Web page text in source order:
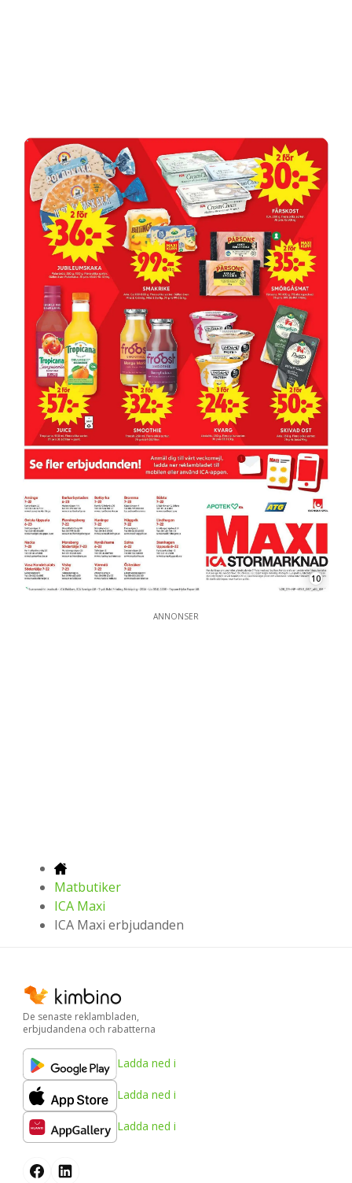
10
ANNONSER
Matbutiker
ICA Maxi
ICA Maxi erbjudanden
De senaste reklambladen,
erbjudandena och rabatterna
Ladda ned i
Ladda ned i
Ladda ned i